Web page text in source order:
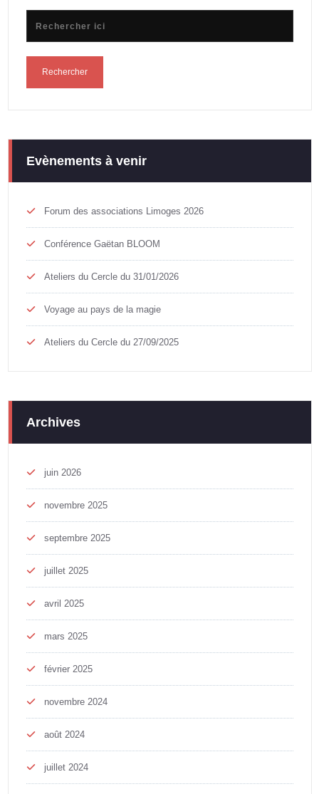
Evènements à venir
Forum des associations Limoges 2026
Conférence Gaëtan BLOOM
Ateliers du Cercle du 31/01/2026
Voyage au pays de la magie
Ateliers du Cercle du 27/09/2025
Archives
juin 2026
novembre 2025
septembre 2025
juillet 2025
avril 2025
mars 2025
février 2025
novembre 2024
août 2024
juillet 2024